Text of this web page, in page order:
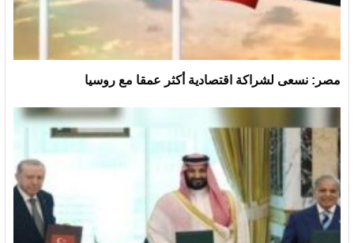
مصر: نسعى لشراكة اقتصادية أكثر عمقا مع روسيا